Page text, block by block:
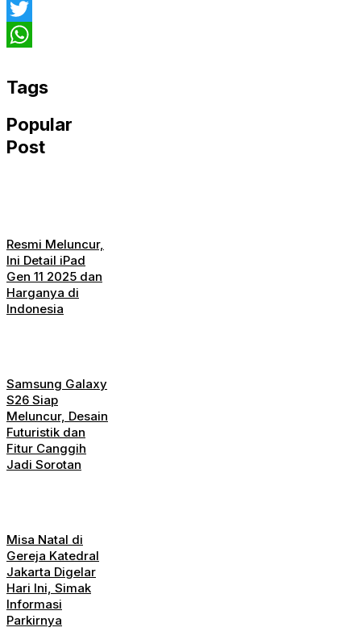
Facebook
Twitter
Tags
Popular
Post
Resmi Meluncur,
Ini Detail iPad
Gen 11 2025 dan
Harganya di
Indonesia
Samsung Galaxy
S26 Siap
Meluncur, Desain
Futuristik dan
Fitur Canggih
Jadi Sorotan
Misa Natal di
Gereja Katedral
Jakarta Digelar
Hari Ini, Simak
Informasi
Parkirnya